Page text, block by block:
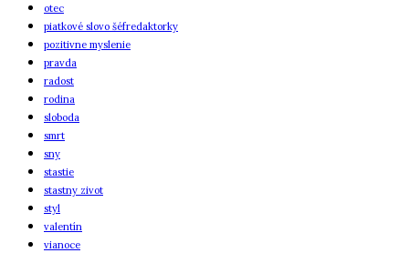
otec
piatkové slovo šéfredaktorky
pozitivne myslenie
pravda
radost
rodina
sloboda
smrt
sny
stastie
stastny zivot
styl
valentín
vianoce